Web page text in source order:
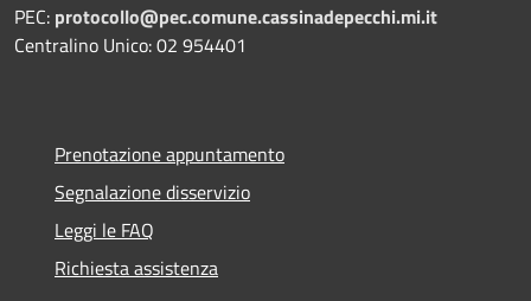
PEC: protocollo@pec.comune.cassinadepecchi.mi.it
Centralino Unico: 02 954401
Prenotazione appuntamento
Segnalazione disservizio
Leggi le FAQ
Richiesta assistenza